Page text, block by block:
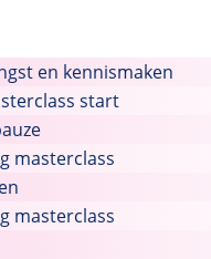
aan Hans
en educatief
te leiden. Hij neemt
uiteindelijk wel het
en kennismaken
start
masterclass
masterclass